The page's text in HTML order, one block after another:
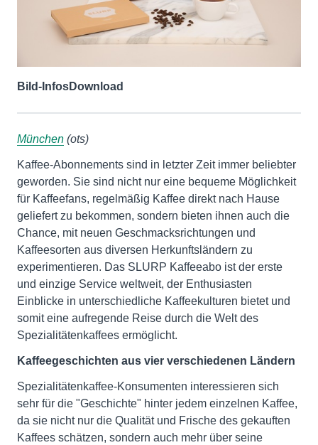
Bild-InfosDownload
München (ots)
Kaffee-Abonnements sind in letzter Zeit immer beliebter
geworden. Sie sind nicht nur eine bequeme Möglichkeit
für Kaffeefans, regelmäßig Kaffee direkt nach Hause
geliefert zu bekommen, sondern bieten ihnen auch die
Chance, mit neuen Geschmacksrichtungen und
Kaffeesorten aus diversen Herkunftsländern zu
experimentieren. Das SLURP Kaffeeabo ist der erste
und einzige Service weltweit, der Enthusiasten
Einblicke in unterschiedliche Kaffeekulturen bietet und
somit eine aufregende Reise durch die Welt des
Spezialitätenkaffees ermöglicht.
Kaffeegeschichten aus vier verschiedenen Ländern
Spezialitätenkaffee-Konsumenten interessieren sich
sehr für die "Geschichte" hinter jedem einzelnen Kaffee,
da sie nicht nur die Qualität und Frische des gekauften
Kaffees schätzen, sondern auch mehr über seine